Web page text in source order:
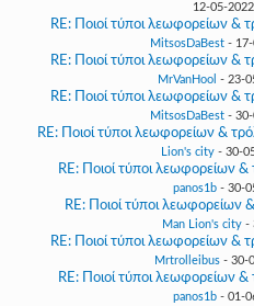
12-05-
RE: Ποιοί τύποι λεωφορείων &
MitsosDaBest -
RE: Ποιοί τύποι λεωφορείων &
MrVanHool - 23-
RE: Ποιοί τύποι λεωφορείων &
MitsosDaBest -
RE: Ποιοί τύποι λεωφορείων &
Lion's city- 30-
RE: Ποιοί τύποι λεωφορείων
panos1b- 30-
RE: Ποιοί τύποι
Man Lion's city-
RE: Ποιοί τύποι λεωφορείων &
Mrtrolleibus - 30-
RE: Ποιοί τύποι λεωφορείων
panos1b- 01-